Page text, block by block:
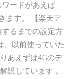
ードがあえば
ます。 【楽天ア
するまでの設定方
、以前使っていた
あえずは4Gのデ
説しています 。